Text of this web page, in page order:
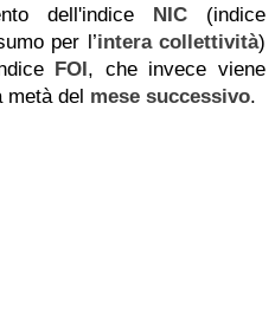
dell'indice NIC (indice
per l’intera collettività)
FOI, che invece viene
metà del mese successivo.